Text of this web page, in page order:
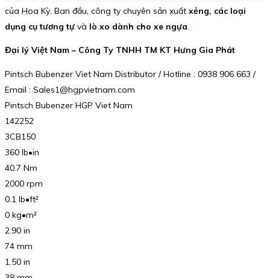
của Hoa Kỳ. Ban đầu, công ty chuyên sản xuất xẻng, các loại
dụng cụ tương tự và lò xo dành cho xe ngựa.
Đại lý Việt Nam – Công Ty TNHH TM KT Hưng Gia Phát
Pintsch Bubenzer Viet Nam Distributor / Hotline : 0938 906 663 /
Email : Sales1@hgpvietnam.com
Pintsch Bubenzer HGP Viet Nam
142252
3CB150
360 lb•in
40.7 Nm
2000 rpm
0.1 lb•ft²
0 kg•m²
2.90 in
74 mm
1.50 in